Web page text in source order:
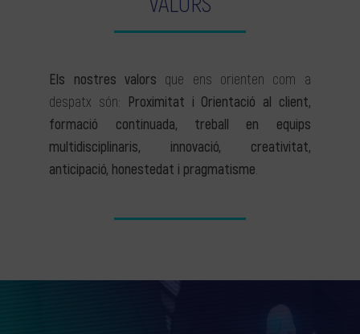
Els nostres valors que ens orienten com a
despatx són: Proximitat i Orientació al client,
formació continuada, treball en equips
multidisciplinaris, innovació, creativitat,
anticipació, honestedat i pragmatisme.